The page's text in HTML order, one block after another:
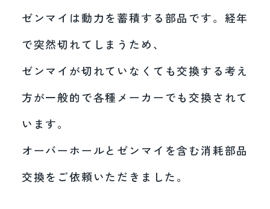
ゼンマイは動力を蓄積する部品です。経年
で突然切れてしまうため、
ゼンマイが切れていなくても交換する考え
方が一般的で各種メーカーでも交換されて
います。
オーバーホールとゼンマイを含む消耗部品
交換をご依頼いただきました。